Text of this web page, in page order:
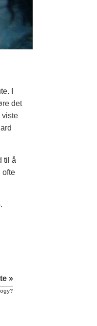
I
det
viste
til å
ofte
»